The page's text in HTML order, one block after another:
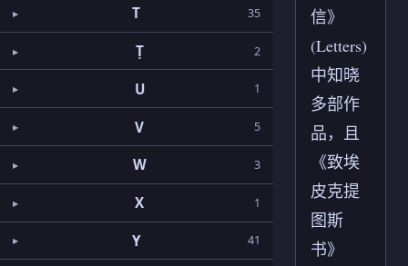
T 35
Ṭ 2
U 1
V 5
W 3
X 1
Y 41
信》
(Letters)
中知晓
多部作
品，且
《致埃
皮克提
图斯
书》